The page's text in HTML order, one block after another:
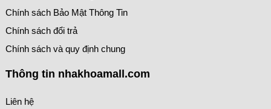
Chính sách Bảo Mật Thông Tin
Chính sách đổi trả
Chính sách và quy định chung
Thông tin nhakhoamall.com
Liên hệ